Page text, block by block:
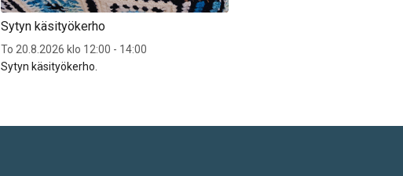
Sytyn käsityökerho
To 20.8.2026 klo 12:00 - 14:00
Sytyn käsityökerho.